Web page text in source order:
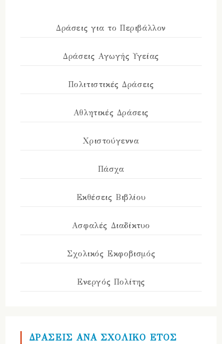
Δράσεις για το Περιβάλλον
Δράσεις Αγωγής Υγείας
Πολιτιστικές Δράσεις
Αθλητικές Δράσεις
Χριστούγεννα
Πάσχα
Εκθέσεις Βιβλίου
Ασφαλές Διαδίκτυο
Σχολικός Εκφοβισμός
Ενεργός Πολίτης
ΔΡΑΣΕΙΣ ΑΝΑ ΣΧΟΛΙΚΟ ΕΤΟΣ